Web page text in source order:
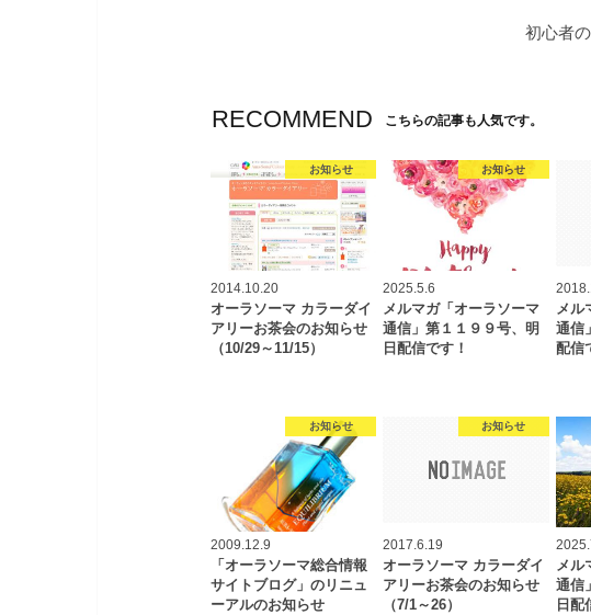
初心者
RECOMMEND こちらの記事も人気です。
お知らせ
2014.10.20
オーラソーマ カラーダイ
アリーお茶会のお知らせ
（10/29～11/15）
お知らせ
2025.5.6
メルマガ「オーラソーマ
通信」第１１９９号、明
日配信です！
メル
通信
配信
お知らせ
2009.12.9
「オーラソーマ総合情報
サイトブログ」のリニュ
ーアルのお知らせ
お知らせ
2017.6.19
オーラソーマ カラーダイ
アリーお茶会のお知らせ
（7/1～26）
メル
通信
日配